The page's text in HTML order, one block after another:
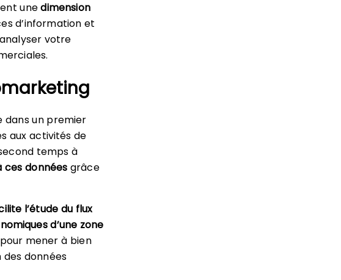
unedimension
d’information et
votre
dans un premier
aux activités de
temps à
ces données grâce
l’étude du flux
d’une zone
mener à bien
données